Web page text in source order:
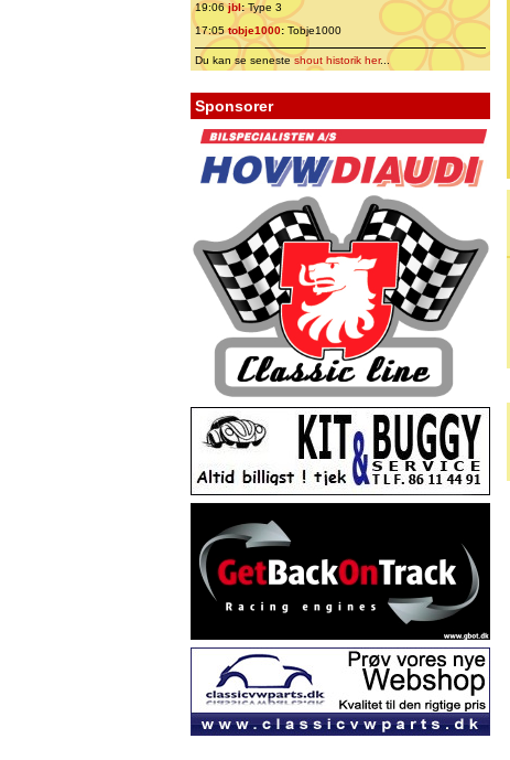
19:06jbl:Type 3
17:05tobje1000: Tobje1000
Du kan se senesteshout historik her...
Sponsorer